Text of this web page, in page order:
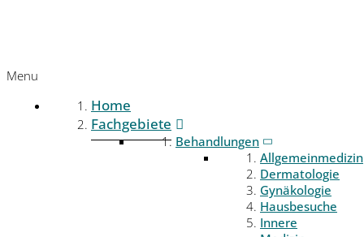
Menu
Home
Fachgebiete
Behandlungen
Allgemeinmedizin
Dermatologie
Gynäkologie
Hausbesuche
Innere